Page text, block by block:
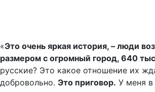
«Это очень яркая история, – люди
размером с огромный город, 640
русские? Это какое отношение их
добровольно. Это приговор. У меня в